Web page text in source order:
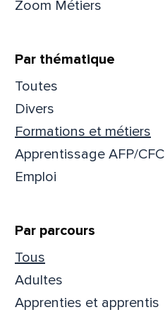
Zoom Métiers
Par thématique
Toutes
Divers
Formations et métiers
Apprentissage AFP/CFC
Emploi
Par parcours
Tous
Adultes
Apprenties et apprentis